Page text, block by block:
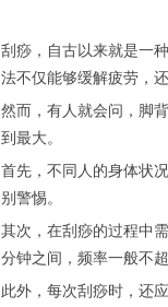
刮痧，自古以来就是一
法不仅能够缓解疲劳，
然而，有人就会问，脚
到最大。
首先，不同人的身体状
别警惕。
其次，在刮痧的过程中
分钟之间，频率一般不
此外，每次刮痧时，还